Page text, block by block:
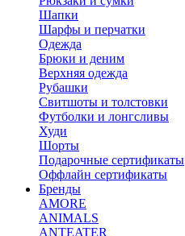
Шапки
Шарфы и перчатки
Одежда
Брюки и деним
Верхняя одежда
Рубашки
Свитшоты и толстовки
Футболки и лонгсливы
Худи
Шорты
Подарочные сертификаты
Оффлайн сертификаты
Бренды
AMORE
ANIMALS
ANTEATER